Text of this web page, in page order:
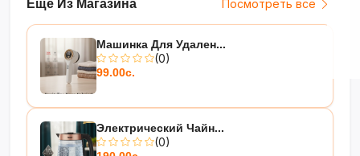
Еще Из Магазина Посмотреть все
Машинка Для Удален...
(0)
99.00с.
Электрический Чайн...
(0)